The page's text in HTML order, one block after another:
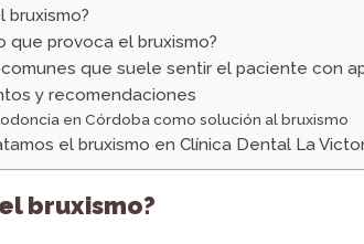
bruxismo?
que provoca el bruxismo?
que suele sentir el paciente con
y recomendaciones
en Córdoba como solución al bruxismo
el bruxismo en Clínica Dental La
bruxismo?